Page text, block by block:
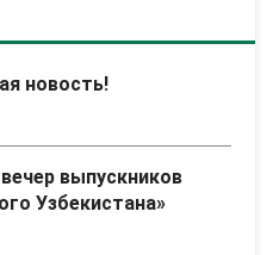
новость!
выпускников
Узбекистана»